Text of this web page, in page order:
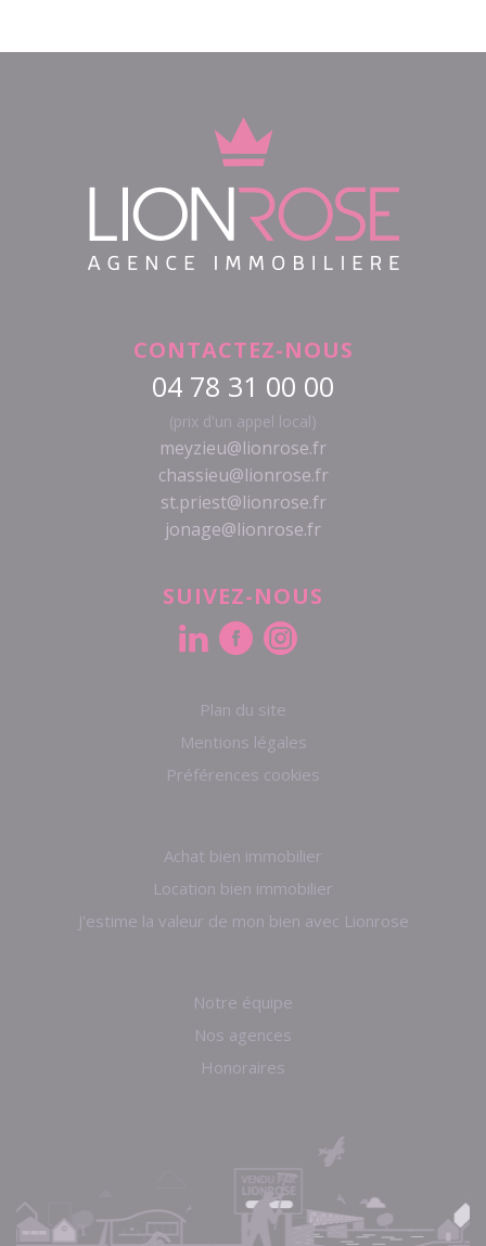
Plan du site
Mentions légales
Préférences cookies
Achat bien immobilier
Location bien immobilier
J'estime la valeur de mon bien avec Lionrose
Notre équipe
Nos agences
Honoraires
CONTACTEZ-NOUS
04 78 31 00 00
(prix d'un appel local)
meyzieu@lionrose.fr
chassieu@lionrose.fr
st.priest@lionrose.fr
jonage@lionrose.fr
SUIVEZ-NOUS